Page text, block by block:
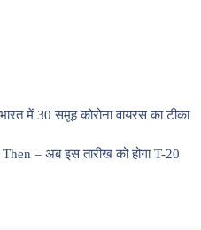
में 30 समूह कोरोना वायरस का टीका
– अब इस तारीख को होगा T-20